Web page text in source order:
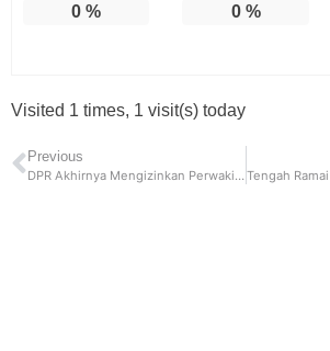
0 % 0%
Visited 1 times, 1 visit(s) today
Previous
DPR Akhirnya Mengizinkan Perwakilan Mahasiswa Untuk Berbicara